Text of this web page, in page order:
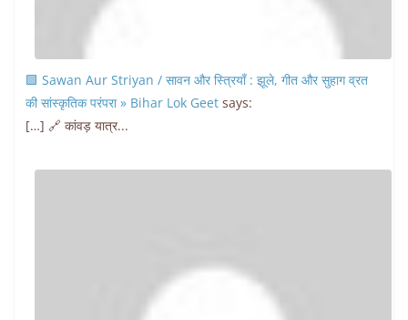
🟩 Sawan Aur Striyan / सावन और स्त्रियाँ : झूले, गीत और सुहाग व्रत
की सांस्कृतिक परंपरा » Bihar Lok Geet says:
[…] 🔗 कांवड़ यात्र...